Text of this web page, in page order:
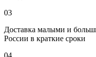
03
Доставка малыми и
России в краткие сроки
04